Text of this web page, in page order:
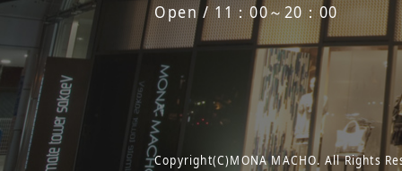
Open / 11：00～20：00
Copyright(C)MONA MACHO. All Rights